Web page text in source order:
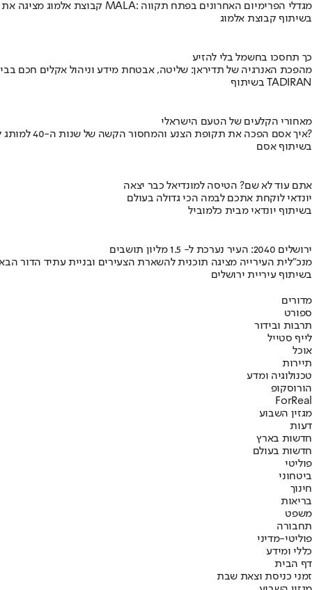
קבוצת אלמוג מציגה את פרויקט MALA: מגדלי הפרימיום האחרונים בפתח תקווה
בשיתוף קבוצת אלמוג
כך תחסכו בחשמל בלי להזיע
מהפכת האנרגיה של תדיראן: שליטה, אבטחת מידע וניהול אקלים חכם
בשיתוף TADIRAN
מאחורי הקלעים של הטעם הישראלי
איך אסם הפכה את תקופת הצנע והמחסור הקשה של שנות ה-40 למותג לאומי?
בשיתוף אסם
אתם עוד לא שם? הטיסה למונדיאל כבר יצאה
יונדאי לוקחת אתכם לבמה הכי גדולה בעולם
בשיתוף יונדאי מבית כלמוביל
ירושלים 2040: העיר נערכת ל- 1.5 מליון תושבים
מנכ"לית העירייה מציגה תוכנית להשארת הצעירים ובניית עתיד הדור
בשיתוף עיריית ירושלים
מדורים
ספורט
תרבות ובידור
לייף סטייל
אוכל
תיירות
טכנולוגיה ומדע
הורוסקופ
ForReal
מגזין השבוע
דעות
חדשות בארץ
חדשות בעולם
פוליטי
ביטחוני
חינוך
בריאות
משפט
תחבורה
פוליטי-מדיני
כללי ומידע
דף הבית
זמני כניסת וצאת שבת